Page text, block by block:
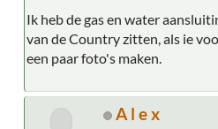
Ik heb de gas en water
van de Country zitten, als ie
een paar foto's maken.
A l e x